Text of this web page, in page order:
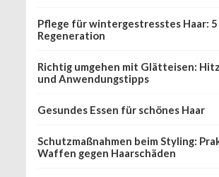
Pflege für wintergestresstes Haar:
Regeneration
Richtig umgehen mit Glätteisen:
und Anwendungstipps
Gesundes Essen für schönes Haar
Schutzmaßnahmen beim Styling:
Waffen gegen Haarschäden